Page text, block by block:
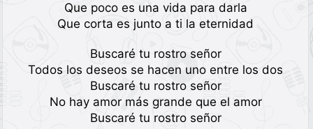
Que poco es una vida para darla
Que corta es junto a ti la eternidad
Buscaré tu rostro señor
Todos los deseos se hacen uno entre los dos
Buscaré tu rostro señor
No hay amor más grande que el amor
Buscaré tu rostro señor